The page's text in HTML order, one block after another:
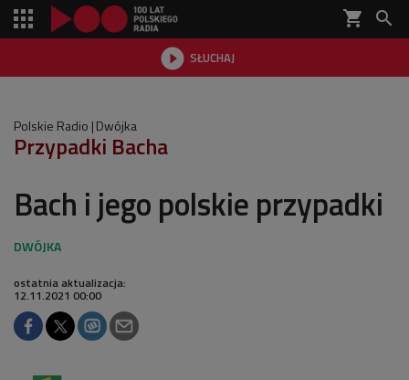
shopping_cart 
 SŁUCHAJ

Polskie Radio Dwójka
Przypadki Bacha
Bach i jego polskie przypadki
ostatnia aktualizacja:
12.11.2021 00:00